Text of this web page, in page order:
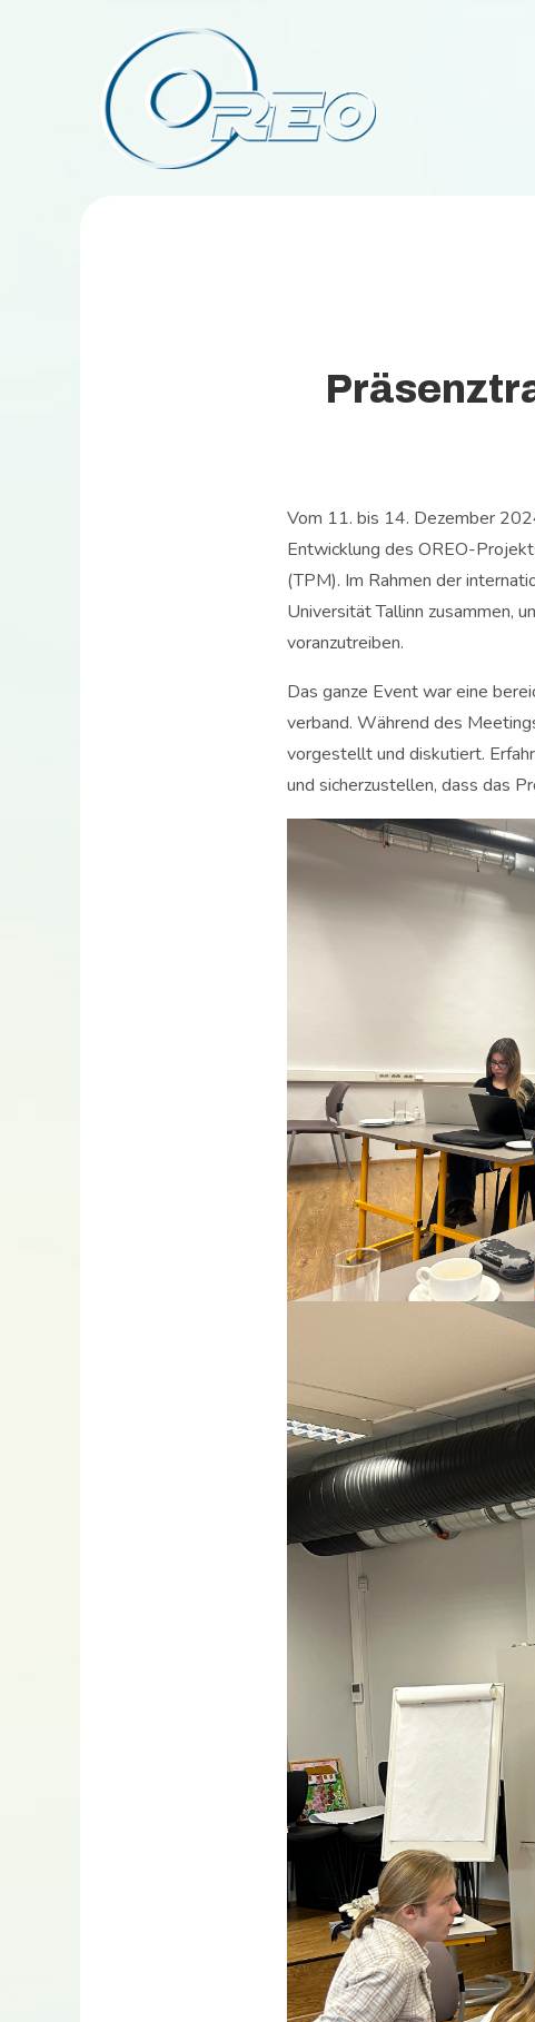
Vom 11. bis 14. Dezember
Entwicklung des OREO-
(TPM). Im Rahmen der
Universität Tallinn zusammen,
voranzutreiben.
Das ganze Event war eine
verband. Während des
vorgestellt und diskutiert.
und sicherzustellen, dass das